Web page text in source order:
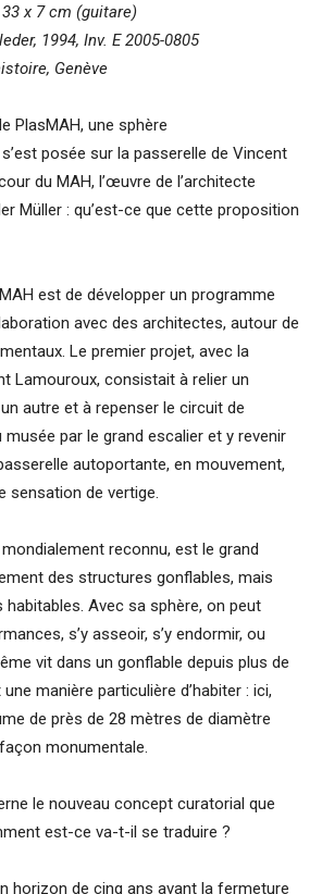
x 7 cm (guitare)
1994, Inv. E 2005-0805
Genève
PlasMAH, une sphère
posée sur la passerelle de Vincent
du MAH, l’œuvre de l’architecte
Müller : qu’est-ce que cette proposition
est de développer un programme
avec des architectes, autour de
Le premier projet, avec la
Lamouroux, consistait à relier un
autre et à repenser le circuit de
par le grand escalier et y revenir
autoportante, en mouvement,
sensation de vertige.
reconnu, est le grand
des structures gonflables, mais
Avec sa sphère, on peut
s’y asseoir, s’y endormir, ou
vit dans un gonflable depuis plus de
manière particulière d’habiter : ici,
de près de 28 mètres de diamètre
monumentale.
le nouveau concept curatorial que
est-ce va-t-il se traduire ?
horizon de cinq ans avant la fermeture